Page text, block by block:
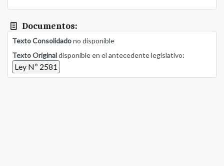
Documentos:
Texto Consolidadono disponible
Texto Originaldisponible en el antecedente legislativo:
Ley Nº 2581